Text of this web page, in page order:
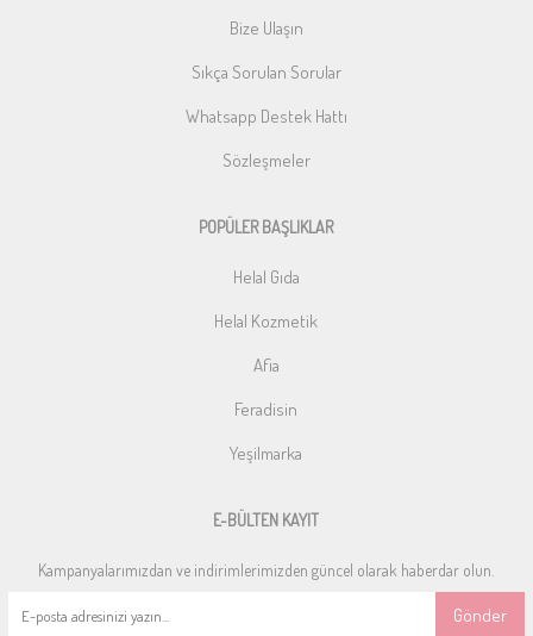
Bize Ulaşın
Sıkça Sorulan Sorular
Whatsapp Destek Hattı
Sözleşmeler
POPÜLER BAŞLIKLAR
Helal Gıda
Helal Kozmetik
Afia
Feradisin
Yeşilmarka
E-BÜLTEN KAYIT
Kampanyalarımızdan ve indirimlerimizden güncel olarak haberdar olun.
Gönder